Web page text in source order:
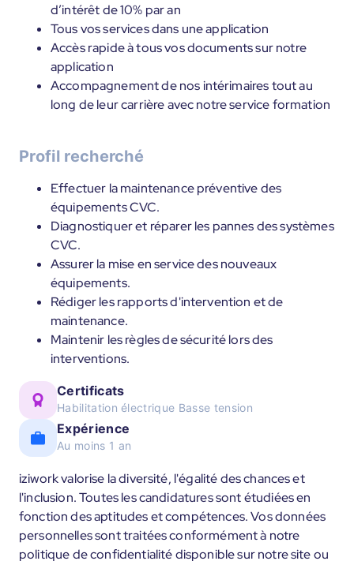
d’intérêt de 10% par an
Tous vos services dans une application
Accès rapide à tous vos documents sur notre
application
Accompagnement de nos intérimaires tout au
long de leur carrière avec notre service formation
Profil recherché
Effectuer la maintenance préventive des
équipements CVC.
Diagnostiquer et réparer les pannes des systèmes
CVC.
Assurer la mise en service des nouveaux
équipements.
Rédiger les rapports d'intervention et de
maintenance.
Maintenir les règles de sécurité lors des
interventions.
Certificats
Habilitation électrique Basse tension
Expérience
Au moins 1 an
iziwork valorise la diversité, l'égalité des chances et
l'inclusion. Toutes les candidatures sont étudiées en
fonction des aptitudes et compétences. Vos données
personnelles sont traitées conformément à notre
politique de confidentialité disponible sur notre site ou